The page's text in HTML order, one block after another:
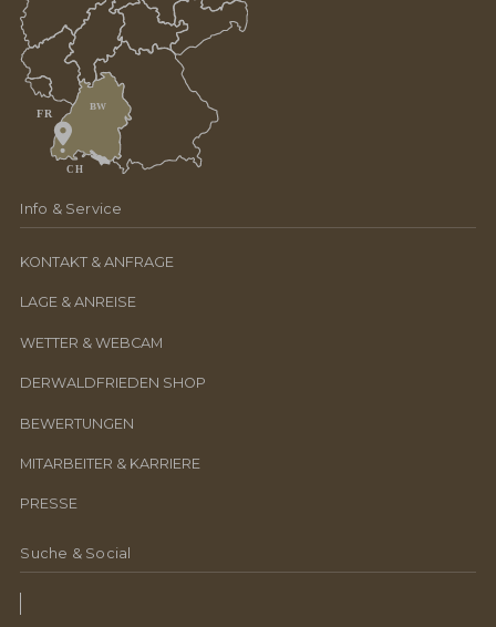
Info & Service
KONTAKT & ANFRAGE
LAGE & ANREISE
WETTER & WEBCAM
DERWALDFRIEDEN SHOP
BEWERTUNGEN
MITARBEITER & KARRIERE
PRESSE
Suche & Social